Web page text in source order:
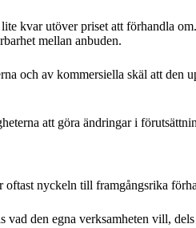
kvar utöver priset att förhandla
mellan anbuden.
och av kommersiella skäl att
att göra ändringar i
oftast nyckeln till framgångsrika
den egna verksamheten vill,